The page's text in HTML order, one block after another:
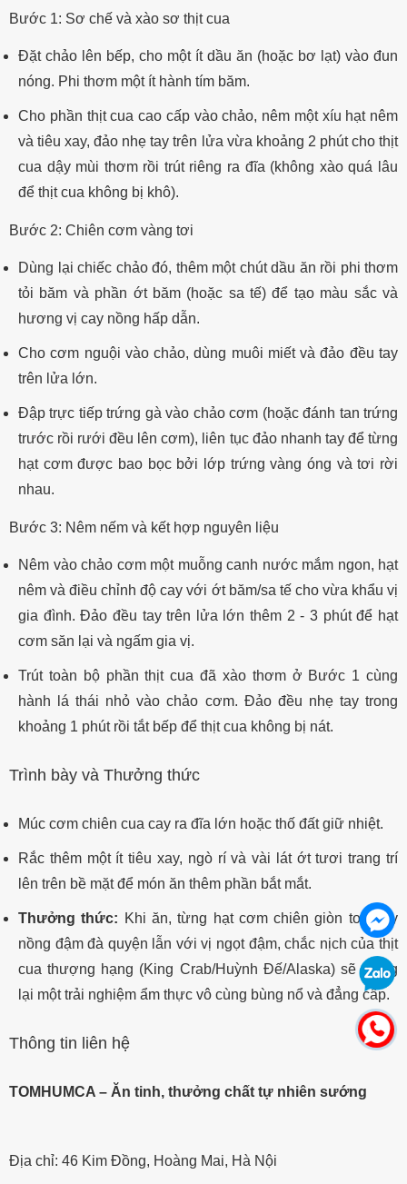
Bước 1: Sơ chế và xào sơ thịt cua
Đặt chảo lên bếp, cho một ít dầu ăn (hoặc bơ lạt) vào đun
nóng. Phi thơm một ít hành tím băm.
Cho phần thịt cua cao cấp vào chảo, nêm một xíu hạt nêm
và tiêu xay, đảo nhẹ tay trên lửa vừa khoảng 2 phút cho thịt
cua dậy mùi thơm rồi trút riêng ra đĩa (không xào quá lâu
để thịt cua không bị khô).
Bước 2: Chiên cơm vàng tơi
Dùng lại chiếc chảo đó, thêm một chút dầu ăn rồi phi thơm
tỏi băm và phần ớt băm (hoặc sa tế) để tạo màu sắc và
hương vị cay nồng hấp dẫn.
Cho cơm nguội vào chảo, dùng muôi miết và đảo đều tay
trên lửa lớn.
Đập trực tiếp trứng gà vào chảo cơm (hoặc đánh tan trứng
trước rồi rưới đều lên cơm), liên tục đảo nhanh tay để từng
hạt cơm được bao bọc bởi lớp trứng vàng óng và tơi rời
nhau.
Bước 3: Nêm nếm và kết hợp nguyên liệu
Nêm vào chảo cơm một muỗng canh nước mắm ngon, hạt
nêm và điều chỉnh độ cay với ớt băm/sa tế cho vừa khẩu vị
gia đình. Đảo đều tay trên lửa lớn thêm 2 - 3 phút để hạt
cơm săn lại và ngấm gia vị.
Trút toàn bộ phần thịt cua đã xào thơm ở Bước 1 cùng
hành lá thái nhỏ vào chảo cơm. Đảo đều nhẹ tay trong
khoảng 1 phút rồi tắt bếp để thịt cua không bị nát.
Trình bày và Thưởng thức
Múc cơm chiên cua cay ra đĩa lớn hoặc thố đất giữ nhiệt.
Rắc thêm một ít tiêu xay, ngò rí và vài lát ớt tươi trang trí
lên trên bề mặt để món ăn thêm phần bắt mắt.
Thưởng thức: Khi ăn, từng hạt cơm chiên giòn tơi, cay
nồng đậm đà quyện lẫn với vị ngọt đậm, chắc nịch của thịt
cua thượng hạng (King Crab/Huỳnh Đế/Alaska) sẽ mang
lại một trải nghiệm ẩm thực vô cùng bùng nổ và đẳng cấp.
Thông tin liên hệ
TOMHUMCA – Ăn tinh, thưởng chất tự nhiên sướng
Địa chỉ: 46 Kim Đồng, Hoàng Mai, Hà Nội